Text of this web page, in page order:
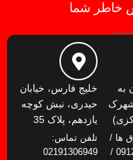
خاطر شما
به
ها /
تلفن تماس: 09128334148 /
خلیج فارس، خیابان
حیدری، نبش کوچه
یازدهم، پلاک 35
تلفن تماس:
02191306949